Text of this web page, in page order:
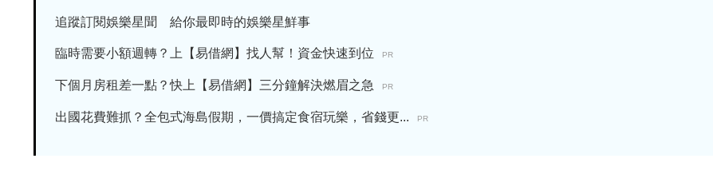
追蹤訂閱娛樂星聞 給你最即時的娛樂星鮮事
臨時需要小額週轉？上【易借網】找人幫！資金快速到位 PR
下個月房租差一點？快上【易借網】三分鐘解決燃眉之急 PR
出國花費難抓？全包式海島假期，一價搞定食宿玩樂，省錢更... PR